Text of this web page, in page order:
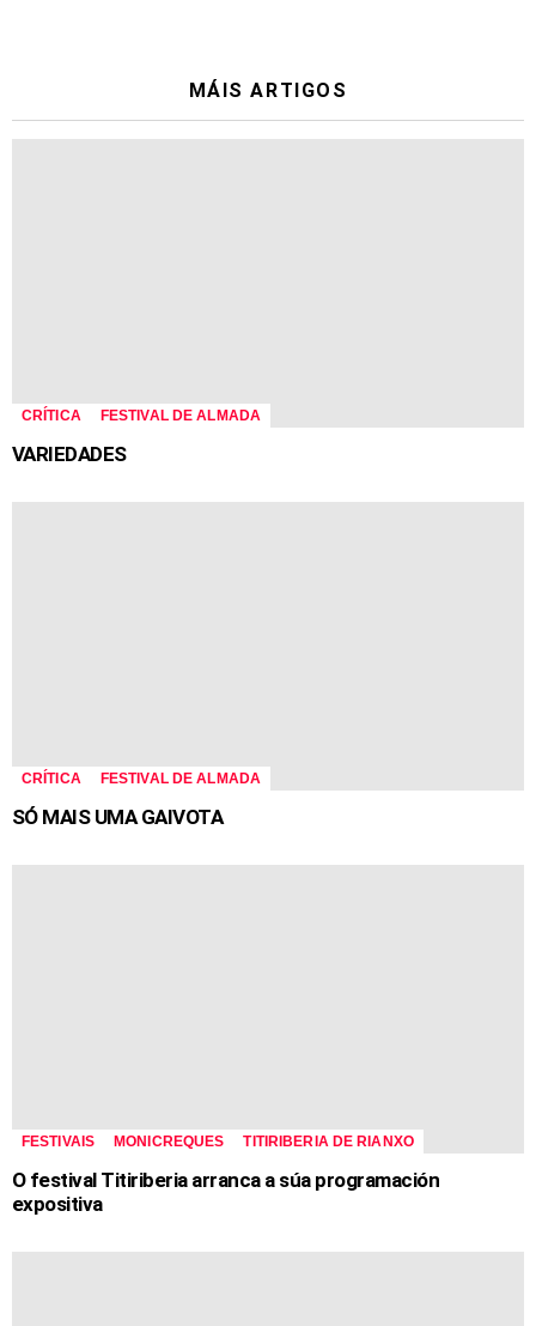
MÁIS ARTIGOS
CRÍTICA FESTIVAL DE ALMADA
VARIEDADES
CRÍTICA FESTIVAL DE ALMADA
SÓ MAIS UMA GAIVOTA
FESTIVAIS MONICREQUES TITIRIBERIA DE RIANXO
O festival Titiriberia arranca a súa programación
expositiva